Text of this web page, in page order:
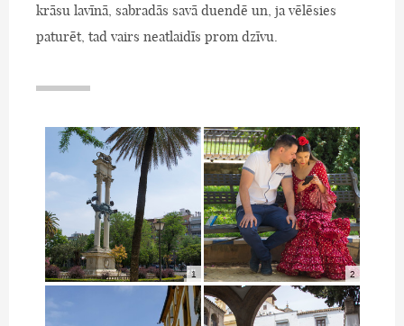
krāsu lavīnā, sabradās savā duendē un, ja vēlēsies
paturēt, tad vairs neatlaidīs prom dzīvu.
1 2